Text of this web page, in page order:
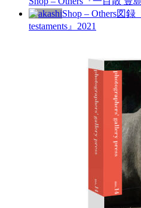
Shop – Others図録
testaments』 2021